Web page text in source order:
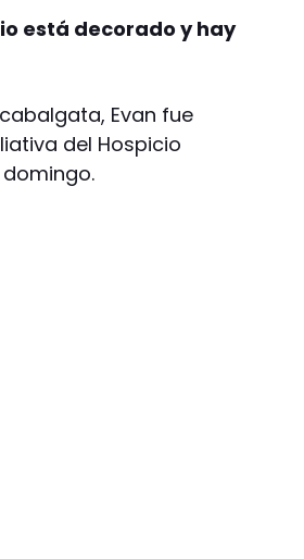
está decorado y hay
Evan fue
del Hospicio